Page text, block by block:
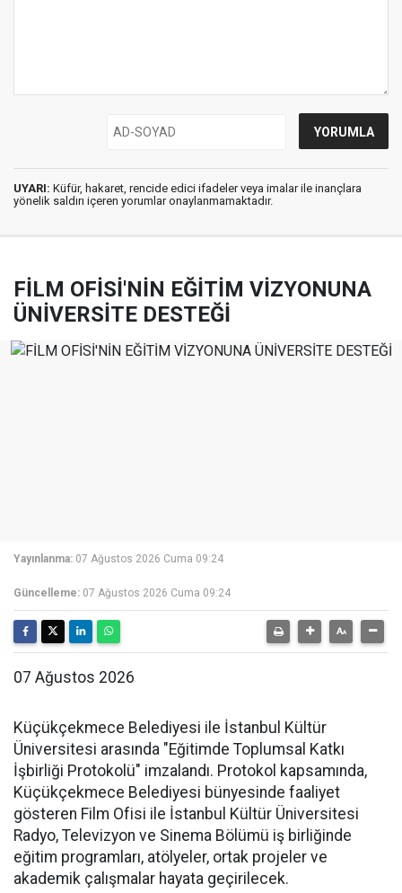
UYARI: Küfür, hakaret, rencide edici ifadeler veya imalar ile inançlara
yönelik saldırı içeren yorumlar onaylanmamaktadır.
FİLM OFİSİ'NİN EĞİTİM VİZYONUNA
ÜNİVERSİTE DESTEĞİ
Yayınlanma: 07 Ağustos 2026 Cuma 09:24
Güncelleme: 07 Ağustos 2026 Cuma 09:24
07 Ağustos 2026
Küçükçekmece Belediyesi ile İstanbul Kültür
Üniversitesi arasında "Eğitimde Toplumsal Katkı
İşbirliği Protokolü" imzalandı. Protokol kapsamında,
Küçükçekmece Belediyesi bünyesinde faaliyet
gösteren Film Ofisi ile İstanbul Kültür Üniversitesi
Radyo, Televizyon ve Sinema Bölümü iş birliğinde
eğitim programları, atölyeler, ortak projeler ve
akademik çalışmalar hayata geçirilecek.